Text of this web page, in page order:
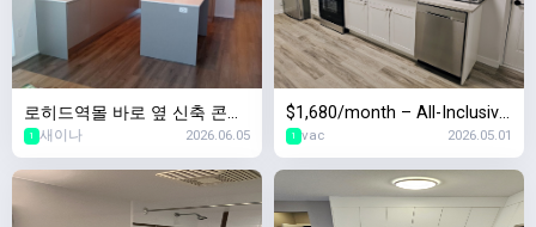
로히드역몰 바로 옆 신축 콘도!
8/1일 2베드 + 2베스 + 1덴 입
주자 찾습니다!
1 새이나 2026.06.05
$1,680/month – All-Inclusive
Large 1BR In-Law Suite (Lad
ner, Delta)
1 vac 2026.05.01